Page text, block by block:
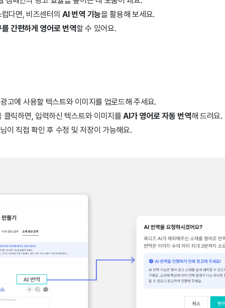
다면, 비즈센터의AI 번역 기능을 활용해 보세요.
간편하게 영어로 번역할 수 있어요.
고에 사용할 텍스트와 이미지를 업로드해 주세요.
클릭하면, 입력하신 텍스트와 이미지를 AI가 영어로 자동 번역해 드려요.
이 직접 확인 후 수정 및 저장이 가능해요.